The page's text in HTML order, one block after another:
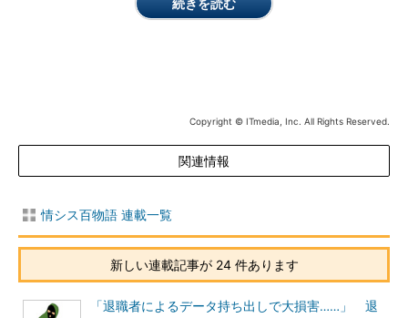
続きを読む
Copyright © ITmedia, Inc. All Rights Reserved.
関連情報
情シス百物語 連載一覧
新しい連載記事が 24 件あります
「退職者によるデータ持ち出しで大損害……」 退